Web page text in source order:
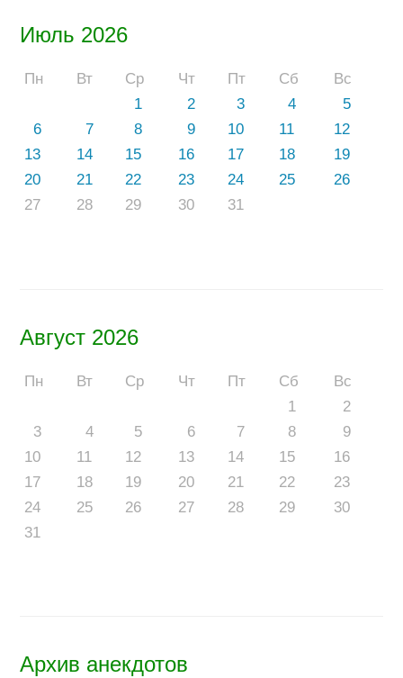
Июль 2026
Пн Вт Ср Чт Пт Сб
Вс
1
2 3 4
5
6
7 8 9 10 11
12
13
14 15 16 17 18
19
20
21 22 23 24 25
26
27
28 29 30 31
Август 2026
Пн Вт Ср Чт Пт Сб
Вс
1
2
3
4 5 6 7 8
9
10
11 12 13 14 15
16
17
18 19 20 21 22
23
24
25 26 27 28 29
30
31
Архив анекдотов